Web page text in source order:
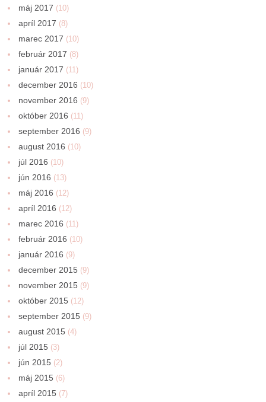
máj 2017 (10)
apríl 2017 (8)
marec 2017 (10)
február 2017 (8)
január 2017 (11)
december 2016 (10)
november 2016 (9)
október 2016 (11)
september 2016 (9)
august 2016 (10)
júl 2016 (10)
jún 2016 (13)
máj 2016 (12)
apríl 2016 (12)
marec 2016 (11)
február 2016 (10)
január 2016 (9)
december 2015 (9)
november 2015 (9)
október 2015 (12)
september 2015 (9)
august 2015 (4)
júl 2015 (3)
jún 2015 (2)
máj 2015 (6)
apríl 2015 (7)